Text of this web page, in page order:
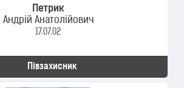
Петрик
Андрій Анатолійович
17.07.02
Півзахисник